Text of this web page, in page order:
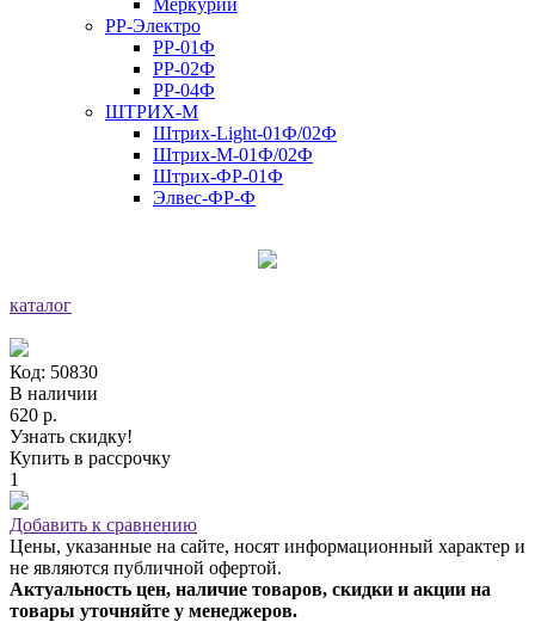
РР-Электро
РР-01Ф
РР-02Ф
РР-04Ф
ШТРИХ-М
Штрих-Light-01Ф/02Ф
Штрих-М-01Ф/02Ф
Штрих-ФР-01Ф
Элвес-ФР-Ф
каталог
Код: 50830
В наличии
620 р.
Узнать скидку!
Купить в рассрочку
1
Добавить к сравнению
Цены, указанные на сайте, носят информационный характер и
не являются публичной офертой.
Актуальность цен, наличие товаров, скидки и акции на
товары уточняйте у менеджеров.